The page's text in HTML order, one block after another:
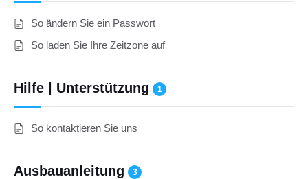
So ändern Sie ein Passwort
So laden Sie Ihre Zeitzone auf
Hilfe | Unterstützung 1
So kontaktieren Sie uns
Ausbauanleitung 3